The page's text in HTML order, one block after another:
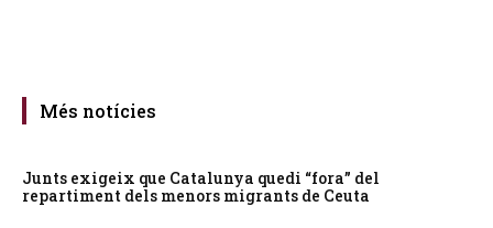
Més notícies
Junts exigeix que Catalunya quedi “fora” del
repartiment dels menors migrants de Ceuta